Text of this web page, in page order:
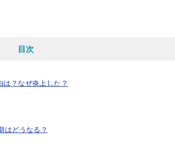
目次
は？なぜ炎上した？
はどうなる？